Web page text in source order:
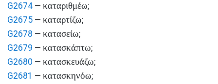
G2674 — καταριθμέω;
G2675 — καταρτίζω;
G2678 — κατασείω;
G2679 — κατασκάπτω;
G2680 — κατασκευάζω;
G2681 — κατασκηνόω;